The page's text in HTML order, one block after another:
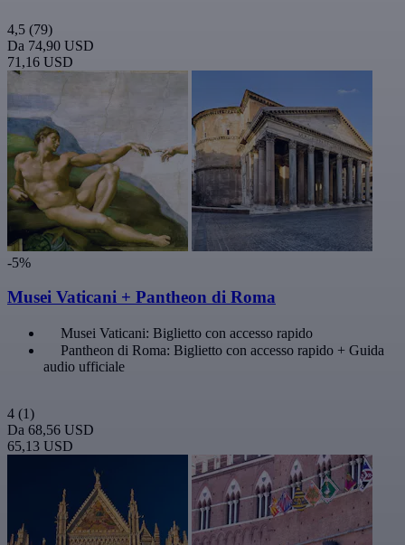
4,5 (79)
Da 74,90 USD
71,16 USD
-5%
Musei Vaticani + Pantheon di Roma
Musei Vaticani: Biglietto con accesso rapido
Pantheon di Roma: Biglietto con accesso rapido + Guida
audio ufficiale
4 (1)
Da 68,56 USD
65,13 USD